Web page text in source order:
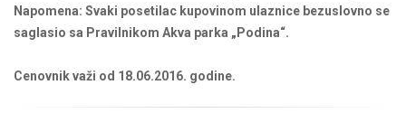
Napomena: Svaki posetilac kupovinom ulaznice bezuslovno se
saglasio sa Pravilnikom Akva parka „Podina“.
Cenovnik važi od 18.06.2016. godine.